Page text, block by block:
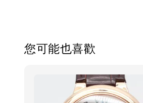
您可能也喜歡